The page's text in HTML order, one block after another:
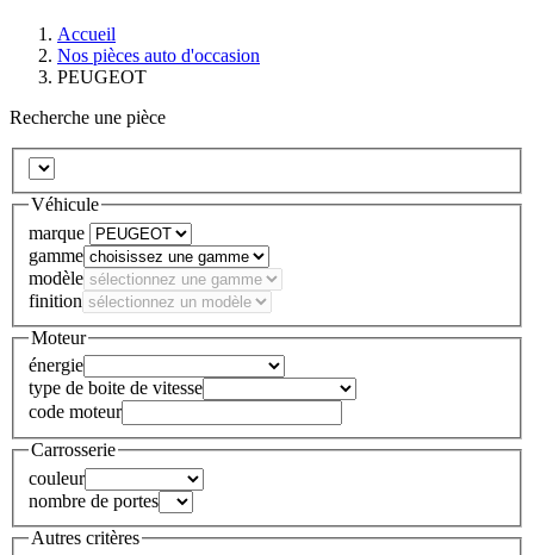
Accueil
Nos pièces auto d'occasion
PEUGEOT
Recherche une pièce
Véhicule
marque
gamme
modèle
finition
Moteur
énergie
type de boite de vitesse
code moteur
Carrosserie
couleur
nombre de portes
Autres critères